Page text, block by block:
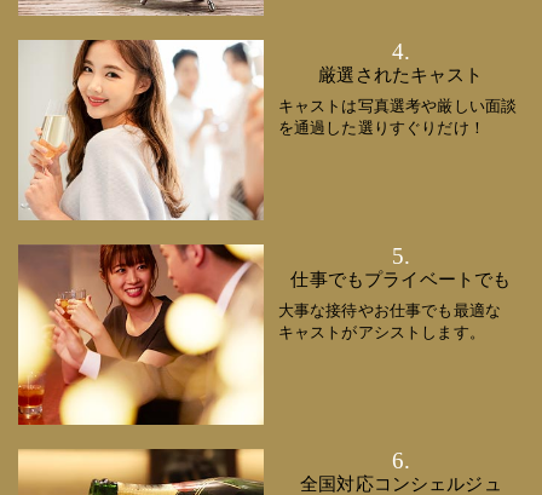
4.
厳選されたキャスト
キャストは写真選考や厳しい面談
を通過した選りすぐりだけ！
5.
仕事でもプライベートでも
大事な接待やお仕事でも最適な
キャストがアシストします。
6.
全国対応コンシェルジュ